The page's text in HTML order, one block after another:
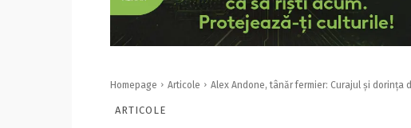
Homepage Articole Alex Andone, tânăr fermier: Curajul și dorința
ARTICOLE